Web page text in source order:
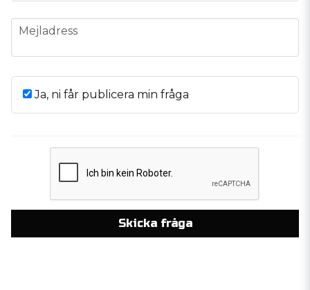
email
Mejladress
Ja, ni får publicera min fråga
Skicka fråga